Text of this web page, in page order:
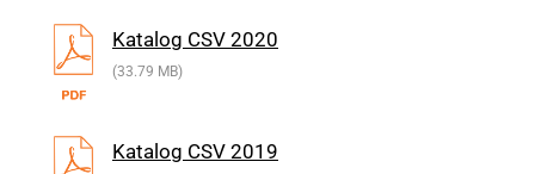
Katalog CSV 2020
(33.79 MB)
Katalog CSV 2019